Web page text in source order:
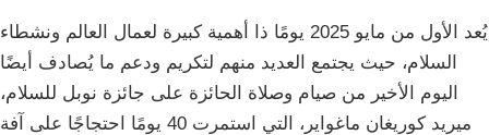
يُعد الأول من مايو 2025 يومًا ذا أهمية كبيرة لعمال العالم ونشطاء
السلام، حيث يجتمع العديد منهم لتكريم ودعم ما يُصادف أيضًا
اليوم الأخير من صيام وصلاة الحائزة على جائزة نوبل للسلام،
ميريد كوريغان ماغواير، التي استمرت 40 يومًا احتجاجًا على آفة